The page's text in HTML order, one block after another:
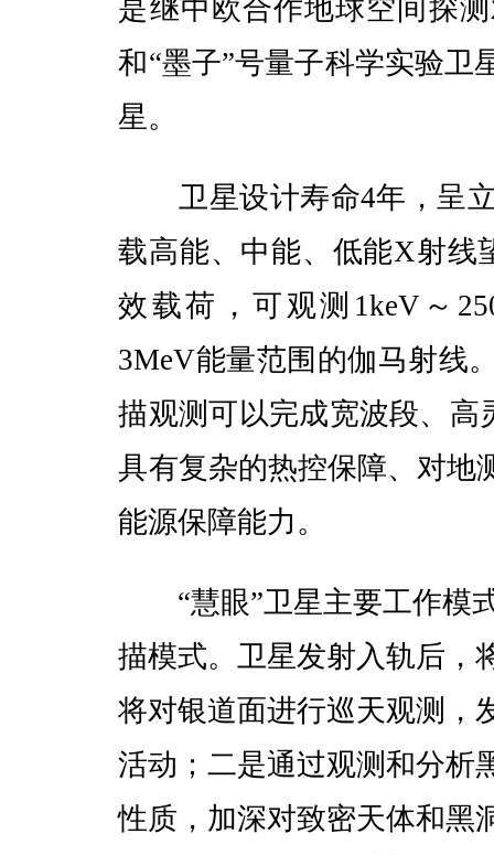
是继中欧合作地球空间探
和“墨子”号量子科学实验卫
星。
卫星设计寿命4年，呈立
载高能、中能、低能X射线
效载荷，可观测1keV～
3MeV能量范围的伽马射线
描观测可以完成宽波段、
具有复杂的热控保障、对地
能源保障能力。
“慧眼”卫星主要工作模
描模式。卫星发射入轨后，
将对银道面进行巡天观测，
活动；二是通过观测和分析
性质，加深对致密天体和黑